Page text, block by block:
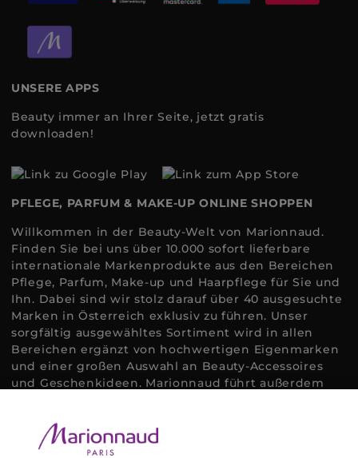
UNSERE APPS
Beauty immer an Ihrer Seite, jetzt gratis
downloaden!
PFLEGE, PARFUM & MAKE-UP ONLINE SHOPPEN
Willkommen in der Beauty-Welt von Marionnaud.
Finden Sie bei uns über 10.000 sofort lieferbare
internationale Markenprodukte aus den Bereichen
Pflege, Parfum, Make-up und Haarpflege für Sie und
Ihn. Dabei sind wir stolz darauf über 40 ausgesuchte
Marken in Österreich exklusiv zu führen. Unser
sorgfältig ausgewähltes Sortiment wird in allen
Bereichen ergänzt von hochwertigen Eigenmarken
und einer großen Auswahl an Beauty-Accessoires
und Geschenkideen. Marionnaud führt außerdem
Bedürfnissen individuell mit der perfekten Lösung
helfen zu können. Entdecken Sie auch unsere